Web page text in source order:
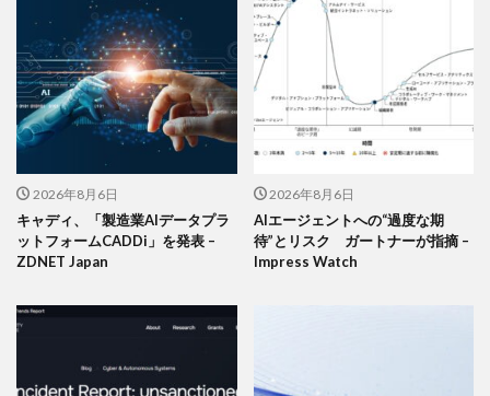
2026年8月6日
キャディ、「製造業AIデータプラ
ットフォームCADDi」を発表 –
ZDNET Japan
2026年8月6日
AIエージェントへの“過度な期
待”とリスク ガートナーが指摘 –
Impress Watch